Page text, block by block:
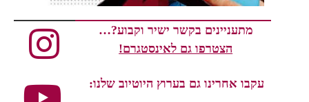
מתעניינים בקשר ישיר וקבוע?…
הצטרפו גם לאינסטגרם!
עקבו אחרינו גם בערוץ היוטיוב שלנו: